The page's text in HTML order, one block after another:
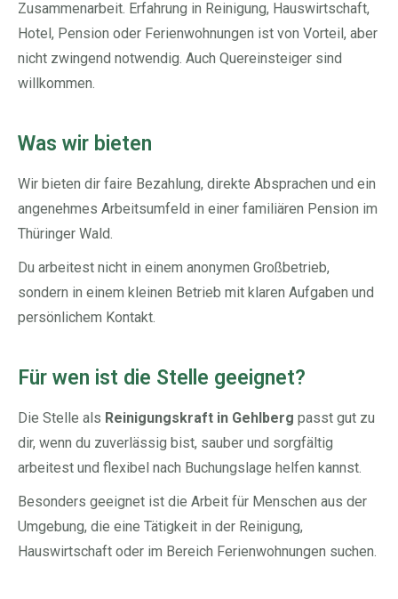
Zusammenarbeit. Erfahrung in Reinigung, Hauswirtschaft,
Hotel, Pension oder Ferienwohnungen ist von Vorteil, aber
nicht zwingend notwendig. Auch Quereinsteiger sind
willkommen.
Was wir bieten
Wir bieten dir faire Bezahlung, direkte Absprachen und ein
angenehmes Arbeitsumfeld in einer familiären Pension im
Thüringer Wald.
Du arbeitest nicht in einem anonymen Großbetrieb,
sondern in einem kleinen Betrieb mit klaren Aufgaben und
persönlichem Kontakt.
Für wen ist die Stelle geeignet?
Die Stelle als Reinigungskraft in Gehlberg passt gut zu
dir, wenn du zuverlässig bist, sauber und sorgfältig
arbeitest und flexibel nach Buchungslage helfen kannst.
Besonders geeignet ist die Arbeit für Menschen aus der
Umgebung, die eine Tätigkeit in der Reinigung,
Hauswirtschaft oder im Bereich Ferienwohnungen suchen.